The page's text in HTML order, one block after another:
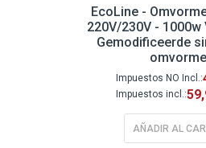
EcoLine -
220V/230V -
Gemodificeerde
AÑADIR AL